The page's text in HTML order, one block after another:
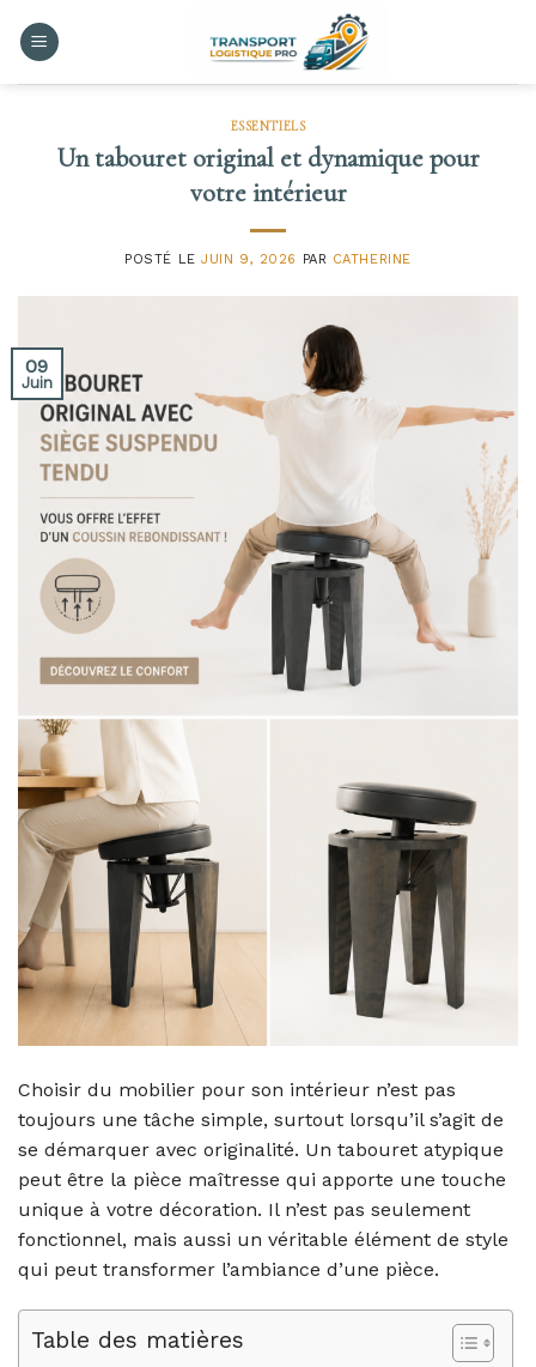
ESSENTIELS
Un tabouret original et dynamique pour
votre intérieur
POSTÉ LEJUIN 9, 2026 PAR CATHERINE
09
Juin
Choisir du mobilier pour son intérieur n’est pas
toujours une tâche simple, surtout lorsqu’il s’agit de
se démarquer avec originalité. Un tabouret atypique
peut être la pièce maîtresse qui apporte une touche
unique à votre décoration. Il n’est pas seulement
fonctionnel, mais aussi un véritable élément de style
qui peut transformer l’ambiance d’une pièce.
Table des matières